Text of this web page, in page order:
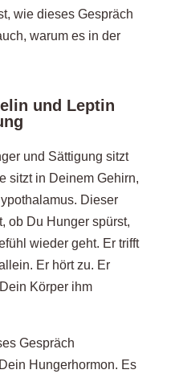
trennen
als Teil des Weges
Alltag
beim Essen
Tagebuch
die ich Dir
wie dieses Gespräch
warum es in der
und Leptin
und Sättigung sitzt
sitzt in Deinem Gehirn,
Dieser
ob Du Hunger spürst,
wieder geht. Er trifft
Er hört zu. Er
Körper ihm
Gespräch
Hungerhormon. Es